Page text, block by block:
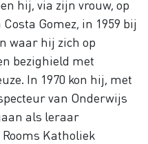
hij, via zijn vrouw, op
Gomez, in 1959 bij
waar hij zich op
bezighield met
In 1970 kon hij, met
van Onderwijs
als leraar
Katholiek